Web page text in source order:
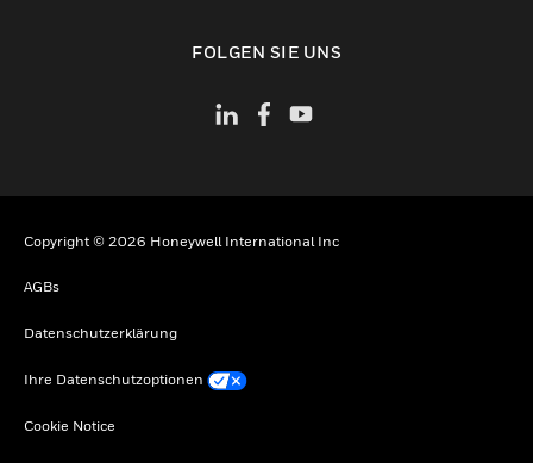
FOLGEN SIE UNS
Copyright © 2026 Honeywell International Inc
AGBs
Datenschutzerklärung
Ihre Datenschutzoptionen
Cookie Notice